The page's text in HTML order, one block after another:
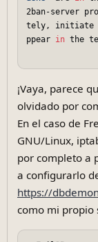
2ban-server
tely, initiate
ppear in the
¡Vaya, parece
olvidado por
En el caso de
GNU/Linux,
por completo a
a configurarlo
https://
como mi propio